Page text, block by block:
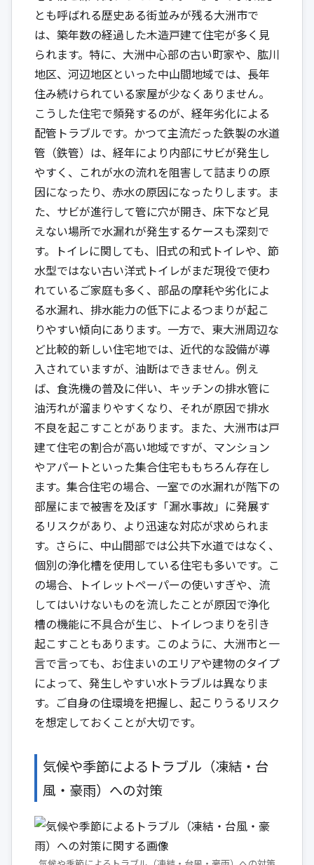
とも呼ばれる歴史ある街並みが残る大洲市で
は、築年数の経過した木造戸建て住宅が多く見
られます。特に、大洲中心部の古い町家や、肱川
地区、河辺地区といった中山間地域では、長年
住み続けられている家屋が少なくありません。
こうした住宅で頻発するのが、経年劣化による
配管トラブルです。かつて主流だった鉄製の水道
管（鉄管）は、経年により内部にサビが発生し
やすく、これが水の流れを阻害して詰まりの原
因になったり、赤水の原因になったりします。ま
た、サビが進行して管に穴が開き、床下など見
えない場所で水漏れが発生するケースも深刻で
す。トイレに関しても、旧式の和式トイレや、節
水型ではない古い洋式トイレがまだ現役で使わ
れているご家庭も多く、部品の摩耗や劣化によ
る水漏れ、排水能力の低下によるつまりが起こ
りやすい傾向にあります。一方で、東大洲周辺な
ど比較的新しい住宅地では、近代的な設備が導
入されていますが、油断はできません。例え
ば、食洗機の普及に伴い、キッチンの排水管に
油汚れが溜まりやすくなり、それが原因で排水
不良を起こすことがあります。また、大洲市は戸
建て住宅の割合が高い地域ですが、マンション
やアパートといった集合住宅ももちろん存在し
ます。集合住宅の場合、一室での水漏れが階下の
部屋にまで被害を及ぼす「漏水事故」に発展す
るリスクがあり、より迅速な対応が求められま
す。さらに、中山間部では公共下水道ではなく、
個別の浄化槽を使用している住宅も多いです。こ
の場合、トイレットペーパーの使いすぎや、流
してはいけないものを流したことが原因で浄化
槽の機能に不具合が生じ、トイレつまりを引き
起こすこともあります。このように、大洲市と一
言で言っても、お住まいのエリアや建物のタイプ
によって、発生しやすい水トラブルは異なりま
す。ご自身の住環境を把握し、起こりうるリスク
を想定しておくことが大切です。
気候や季節によるトラブル（凍結・台
風・豪雨）への対策